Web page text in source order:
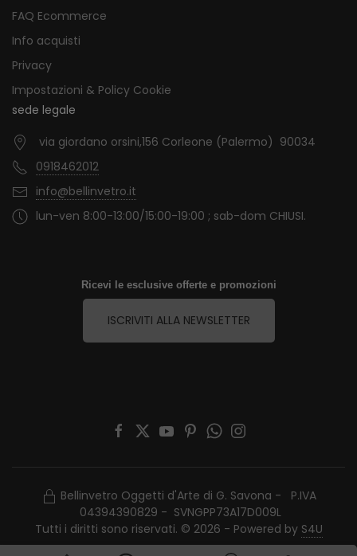
FAQ Ecommerce
Info acquisti
Privacy
Impostazioni & Policy Cookie
sede legale
via giordano orsini,156 Corleone (Palermo) 90034
0918462012
info@bellinvetro.it
lun-ven 8:00-13:00/15:00-19:00 ; sab-dom CHIUSI.
Ricevi le esclusive offerte e promozioni
ISCRIVITI ALLA NEWSLETTER
Bellinvetro Oggetti d'Arte di G. Savona - P.IVA
04394390829 - SVNGPP73A17D009L
Tutti i diritti sono riservati. © 2026 - Powered by S4U